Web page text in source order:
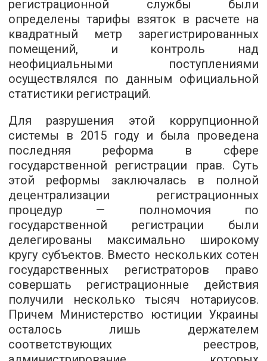
регистрационной службы были
определены тарифы взяток в расчете на
квадратный метр зарегистрированных
помещений, и контроль над
неофициальными поступлениями
осуществлялся по данным официальной
статистики регистраций.
Для разрушения этой коррупционной
системы в 2015 году и была проведена
последняя реформа в сфере
государственной регистрации прав. Суть
этой реформы заключалась в полной
децентрализации регистрационных
процедур — полномочия по
государственной регистрации были
делегированы максимально широкому
кругу субъектов. Вместо нескольких сотен
государственных регистраторов право
совершать регистрационные действия
получили несколько тысяч нотариусов.
Причем Министерство юстиции Украины
осталось лишь держателем
соответствующих реестров,